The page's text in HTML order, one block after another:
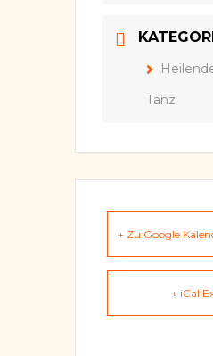
Tanz
+ Zu Google
+ iCal